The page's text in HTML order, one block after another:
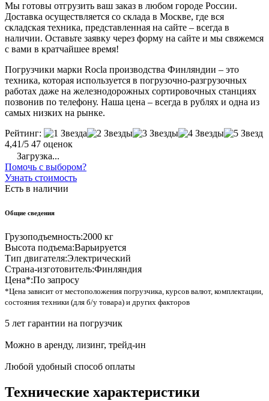
Мы готовы отгрузить ваш заказ в любом городе России.
Доставка осуществляется со склада в Москве, где вся
складская техника, представленная на сайте – всегда в
наличии. Оставьте заявку через форму на сайте и мы свяжемся
с вами в кратчайшее время!
Погрузчики марки Rocla производства Финляндии – это
техника, которая используется в погрузочно-разгрузочных
работах даже на железнодорожных сортировочных станциях
позвонив по телефону. Наша цена – всегда в рублях и одна из
самых низких на рынке.
Рейтинг:
4,41/5 47 оценок
Загрузка...
Помочь с выбором?
Узнать стоимость
Есть в наличии
Общие сведения
Грузоподъемность:2000 кг
Высота подъема:Варьируется
Тип двигателя:Электрический
Страна-изготовитель:Финляндия
Цена*:По запросу
*Цена зависит от местоположения погрузчика, курсов валют, комплектации,
состояния техники (для б/у товара) и других факторов
5 лет гарантии на погрузчик
Можно в аренду, лизинг, трейд-ин
Любой удобный способ оплаты
Технические характеристики